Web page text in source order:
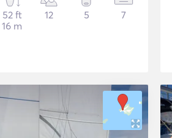
52 ft
16 m
12 5 7